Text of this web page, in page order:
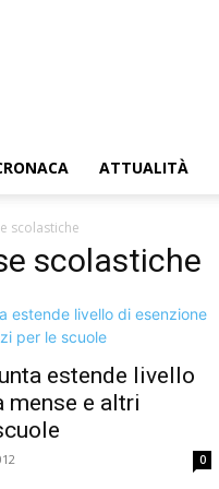
ATTUALITÀ
scolastiche
scolastiche
estende livello
mense e altri
0